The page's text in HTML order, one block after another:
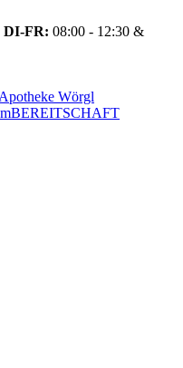
DI-FR: 08:00 - 12:30 &
BEREITSCHAFT